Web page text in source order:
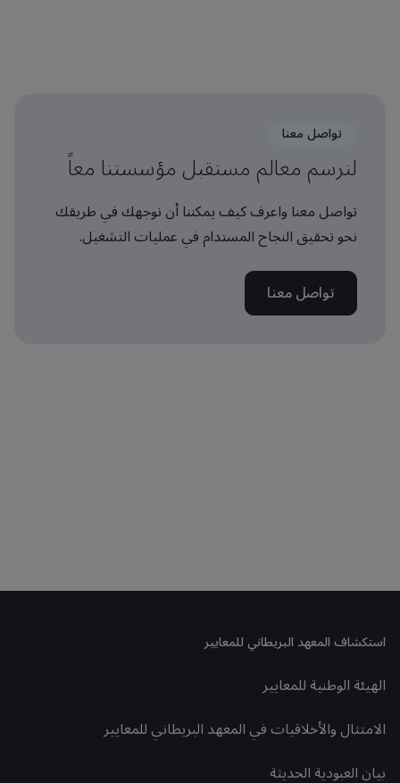
تواصل معنا
لنرسم معالم مستقبل مؤسستنا معاً
تواصل معنا واعرف كيف يمكننا أن نوجهك في طريقك
نحو تحقيق النجاح المستدام في عمليات التشغيل.
تواصل معنا
استكشاف المعهد البريطاني للمعايير
الهيئة الوطنية للمعايير
الامتثال والأخلاقيات في المعهد البريطاني للمعايير
بيان العبودية الحديثة